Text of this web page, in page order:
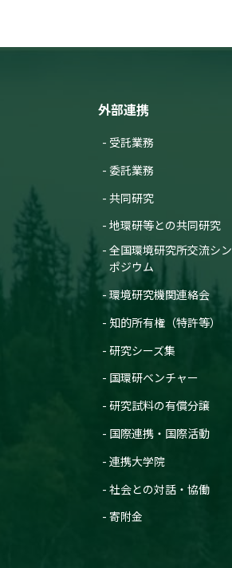
外部連携
受託業務
委託業務
共同研究
地環研等との共同研究
全国環境研究所交流シン
ポジウム
環境研究機関連絡会
知的所有権（特許等）
研究シーズ集
国環研ベンチャー
研究試料の有償分譲
国際連携・国際活動
連携大学院
社会との対話・協働
寄附金